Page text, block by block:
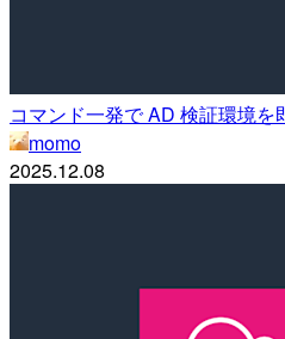
コマンド一発で AD 検証環境を
momo
2025.12.08